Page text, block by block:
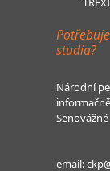
studia?
Národní
email: